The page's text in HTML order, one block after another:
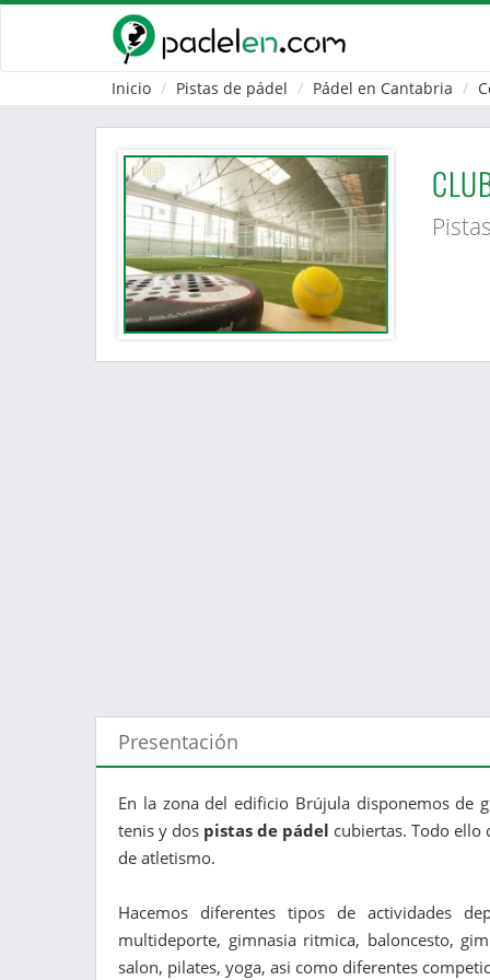
Inicio Pistas de pádel Pádel en Cantabria
Presentación
En la zona del edificio Brújula disponemos de
tenis y dos pistas de pádel cubiertas. Todo ello
de atletismo.
Hacemos diferentes tipos de actividades
multideporte, gimnasia ritmica, baloncesto,
salon, pilates, yoga, asi como diferentes